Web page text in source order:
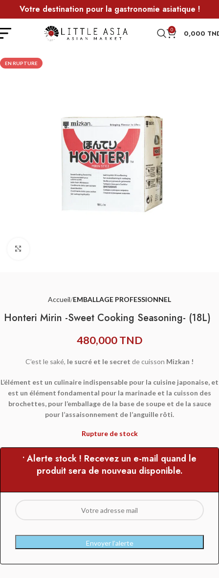
Votre destination pour la gastronomie asiatique !
0 0,000
EN RUPTURE
Accueil EMBALLAGE PROFESSIONNEL
Honteri Mirin -Sweet Cooking Seasoning- (18L)
480,000TND
C’est le saké, le sucré et le secret de cuisson Mizkan !
L’élément est un culinaire indispensable pour la cuisine japonaise, et
est un élément fondamental pour la marinade et la cuisson des
brochettes, pour l’emballage de la base de soupe et de la sauce
pour l’assaisonnement de l’anguille rôti.
Rupture de stock
• Alerte stock ! Recevez un e-mail quand le
produit sera de nouveau disponible.
Envoyer l’alerte